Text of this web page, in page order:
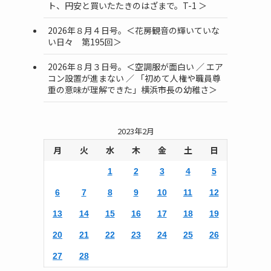
ト、円安と買いたたきのはざまで。T-1 ＞
2026年８月４日号。＜花房観音の輝いていな
い日々 第195回＞
2026年８月３日号。＜空調服が面白い ／ エア
コン設置が進まない ／ 「初めて人権や職員尊
重の意味が理解できた」横浜市長の幼稚さ＞
2023年2月
月 火 水 木 金 土 日
1 2 3 4 5
6 7 8 9 10 11 12
13 14 15 16 17 18 19
20 21 22 23 24 25 26
27 28